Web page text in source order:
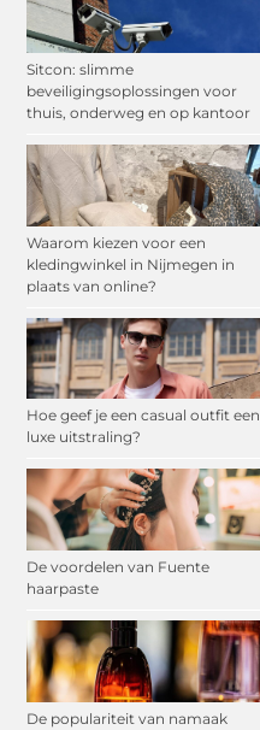
Sitcon: slimme
beveiligingsoplossingen voor
thuis, onderweg en op kantoor
Waarom kiezen voor een
kledingwinkel in Nijmegen in
plaats van online?
Hoe geef je een casual outfit een
luxe uitstraling?
De voordelen van Fuente
haarpaste
De populariteit van namaak